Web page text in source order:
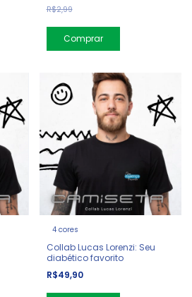
R$2,99
4 cores
Collab Lucas Lorenzi: Seu
diabético favorito
R$49,90